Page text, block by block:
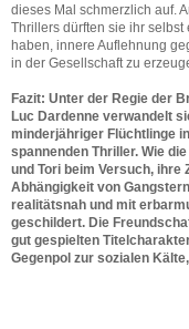
dieses Mal schmerzlich auf.
Thrillers dürften sie ihr selbst
haben, innere Auflehnung
in der Gesellschaft zu
Fazit: Unter der Regie der
Luc Dardenne verwandelt
minderjähriger Flüchtlinge
spannenden Thriller. Wie
und Tori beim Versuch, ihre
Abhängigkeit von
realitätsnah und mit
geschildert. Die
gut gespielten
Gegenpol zur sozialen